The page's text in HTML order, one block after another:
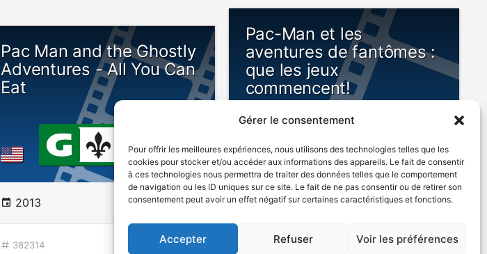
Gérer le consentement
Pour offrir les meilleures expériences, nous utilisons des technologies telles que les
cookies pour stocker et/ou accéder aux informations des appareils. Le fait de consentir
à ces technologies nous permettra de traiter des données telles que le comportement
de navigation ou les ID uniques sur ce site. Le fait de ne pas consentir ou de retirer son
consentement peut avoir un effet négatif sur certaines caractéristiques et fonctions.
Accepter Refuser Voir les préférences
Pac-Man et les
aventures de fantômes :
que les jeux
commencent!
Adventures - Let the Games Begin
POUR
ENFANTS
Pac Man and the Ghostly
Adventures - All You Can
Eat
ENFANTS
2013 Animation
382314 VOIR PLUS